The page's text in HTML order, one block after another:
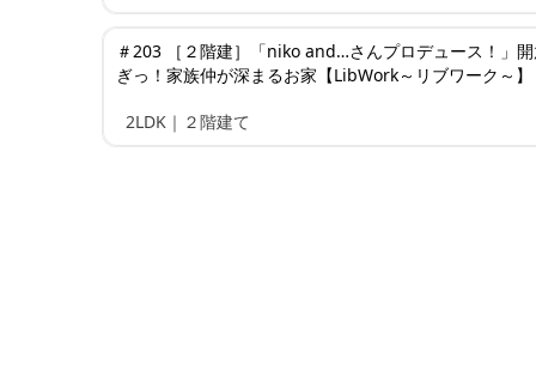
＃203 ［２階建］「niko and…さんプロデュース！」
ぎっ！家族仲が深まるお家【LibWork～リブワーク～】
2LDK｜２階建て